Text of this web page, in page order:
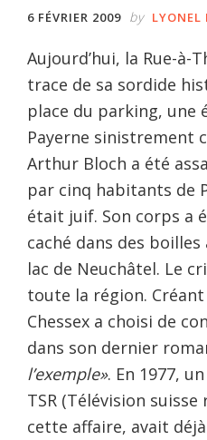
6 FÉVRIER 2009 by LYONEL
Aujourd’hui, la Rue-à-
trace de sa sordide
place du parking, une
Payerne sinistrement
Arthur Bloch a été
par cinq habitants de
était juif. Son corps a
caché dans des
lac de Neuchâtel. Le
toute la région.
Chessex a choisi de
dans son dernier
l’exemple». En 1977,
TSR (Télévision
cette affaire, avait